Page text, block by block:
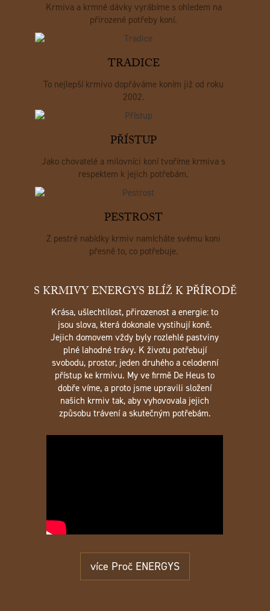
Krmiva a krmné dávky vyrábíme s ohledem na
přirozené potřeby koní.
TRADICE
To nejlepší krmivo dopřáváme koním již od roku
2002.
PŘÍSTUP
Jako chovatelé a milovníci koní tvoříme krmiva s
respektem k jejich potřebám.
PESTROST
Z pestré nabídky krmiv namícháte svému koni
přesně to, co potřebuje.
S KRMIVY ENERGYS BLÍŽ K PŘÍRODĚ
Krása, ušlechtilost, přirozenost a energie: to
jsou slova, která dokonale vystihují koně.
Jejich domovem vždy byly rozlehlé pastviny
plné lahodné trávy. K životu potřebují
svobodu, prostor, jeden druhého a celodenní
přístup ke krmivu. My ve firmě De Heus to
dobře víme, a proto jsme upravili složení
našich krmiv tak, aby vyhovovala jejich
způsobu trávení a skutečným potřebám.
více Proč ENERGYS